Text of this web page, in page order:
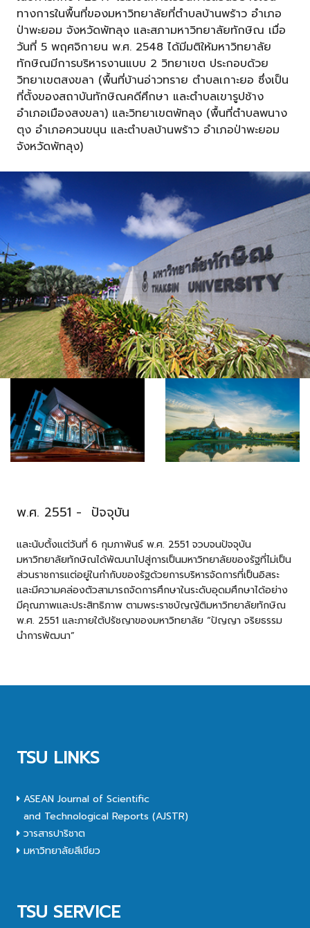
ทางการในพื้นที่ของมหาวิทยาลัยที่ตำบลบ้านพร้าว อำเภอ
ป่าพะยอม จังหวัดพัทลุง และสภามหาวิทยาลัยทักษิณ เมื่อ
วันที่ 5 พฤศจิกายน พ.ศ. 2548 ได้มีมติให้มหาวิทยาลัย
ทักษิณมีการบริหารงานแบบ 2 วิทยาเขต ประกอบด้วย
วิทยาเขตสงขลา (พื้นที่บ้านอ่าวทราย ตำบลเกาะยอ ซึ่งเป็น
ที่ตั้งของสถาบันทักษิณคดีศึกษา และตำบลเขารูปช้าง
อำเภอเมืองสงขลา) และวิทยาเขตพัทลุง (พื้นที่ตำบลพนาง
ตุง อำเภอควนขนุน และตำบลบ้านพร้าว อำเภอป่าพะยอม
จังหวัดพัทลุง)
พ.ศ. 2551 - ปัจจุบัน
และนับตั้งแต่วันที่ 6 กุมภาพันธ์ พ.ศ. 2551 จวบจนปัจจุบัน
มหาวิทยาลัยทักษิณได้พัฒนาไปสู่การเป็นมหาวิทยาลัยของรัฐที่ไม่เป็น
ส่วนราชการแต่อยู่ในกํากับของรัฐด้วยการบริหารจัดการที่เป็นอิสระ
และมีความคล่องตัวสามารถจัดการศึกษาในระดับอุดมศึกษาได้อย่าง
มีคุณภาพและประสิทธิภาพ ตามพระราชบัญญัติมหาวิทยาลัยทักษิณ
พ.ศ. 2551 และภายใต้ปรัชญาของมหาวิทยาลัย “ปัญญา จริยธรรม
นำการพัฒนา”
TSU LINKS
ASEAN Journal of Scientific
and Technological Reports (AJSTR)
วารสารปาริชาต
มหาวิทยาลัยสีเขียว
TSU SERVICE